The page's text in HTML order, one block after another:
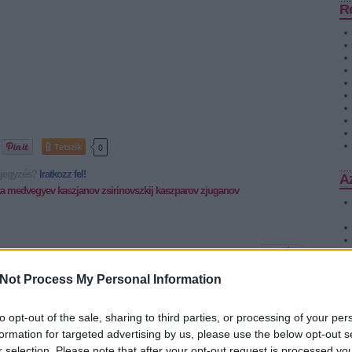
Process My Personal Information
opt-out of the sale, sharing to third parties, or processing of your
for targeted advertising by us, please use the below opt-out
Tetszik 0
Iratkozz fel!
medvegyev kaszjanov zsirinovszkij kaszparov zjuganov
2008.feb.26.
kiépítéséről egyezett meg hétfőn délután Dimitrij Medvegyev orosz
miniszterelnök-helyettes és Gyurcsány Ferenc. Az orosz politikus
villámlátogatásra érkezett…